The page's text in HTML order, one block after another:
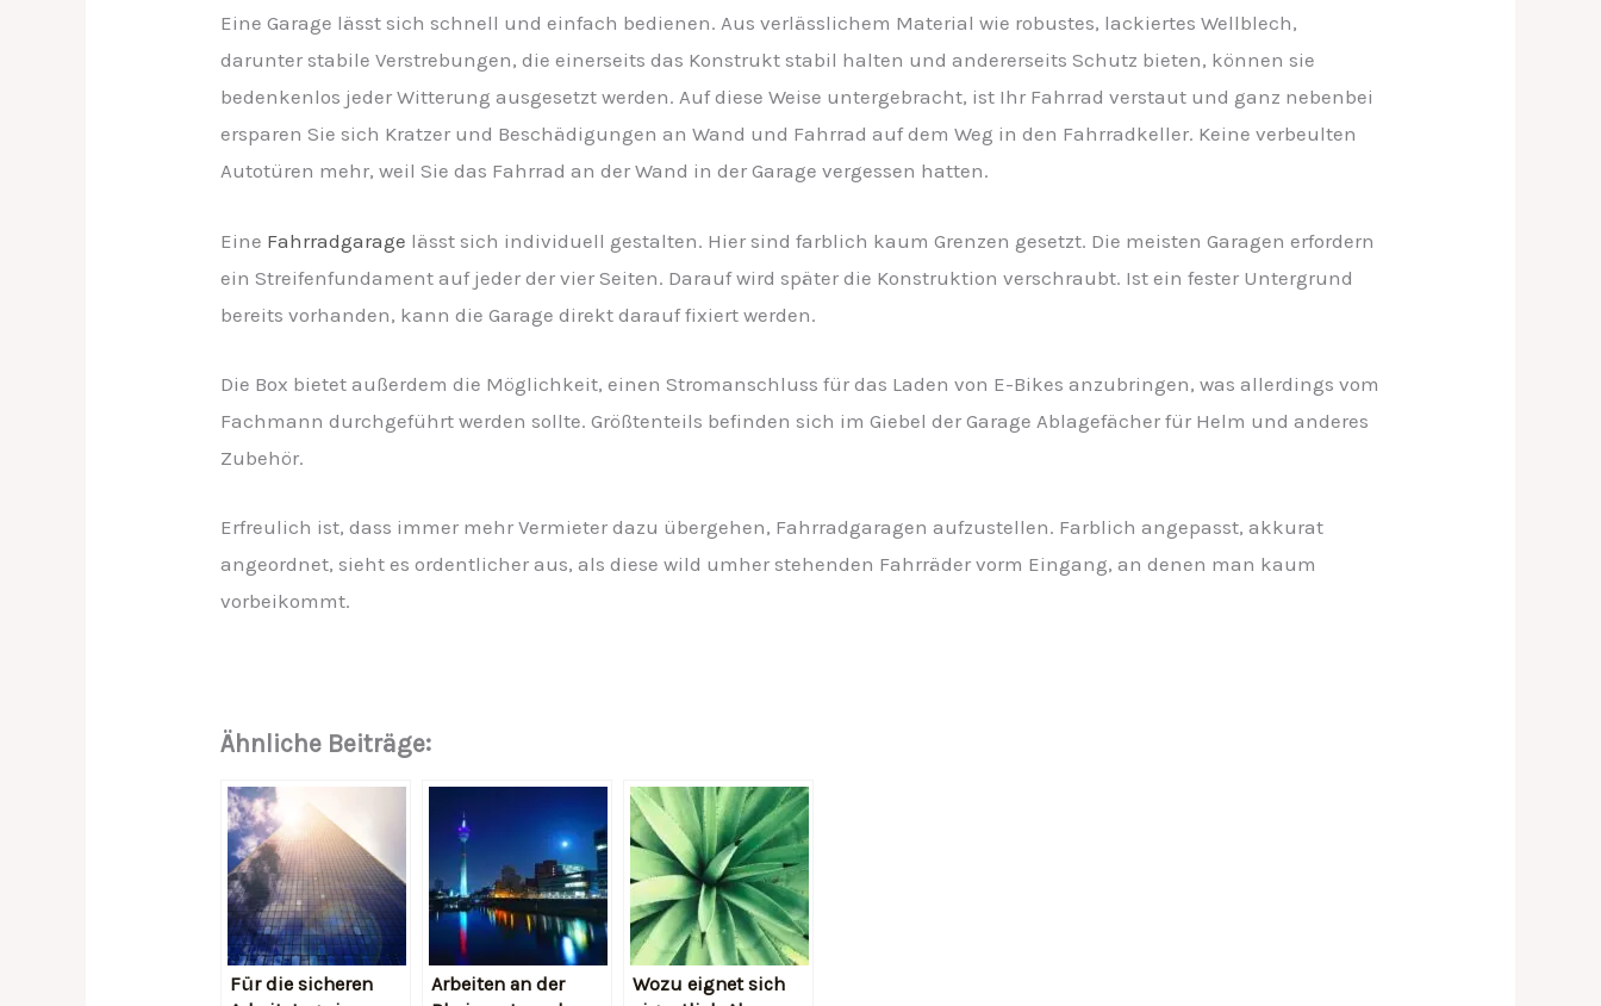
Eine Garage lässt sich schnell und einfach bedienen. Aus verlässlichem Material wie robustes, lackiertes Wellblech,
darunter stabile Verstrebungen, die einerseits das Konstrukt stabil halten und andererseits Schutz bieten, können sie
bedenkenlos jeder Witterung ausgesetzt werden. Auf diese Weise untergebracht, ist Ihr Fahrrad verstaut und ganz nebenbei
ersparen Sie sich Kratzer und Beschädigungen an Wand und Fahrrad auf dem Weg in den Fahrradkeller. Keine verbeulten
Autotüren mehr, weil Sie das Fahrrad an der Wand in der Garage vergessen hatten.
Eine Fahrradgarage lässt sich individuell gestalten. Hier sind farblich kaum Grenzen gesetzt. Die meisten Garagen erfordern
ein Streifenfundament auf jeder der vier Seiten. Darauf wird später die Konstruktion verschraubt. Ist ein fester Untergrund
bereits vorhanden, kann die Garage direkt darauf fixiert werden.
Die Box bietet außerdem die Möglichkeit, einen Stromanschluss für das Laden von E-Bikes anzubringen, was allerdings vom
Fachmann durchgeführt werden sollte. Größtenteils befinden sich im Giebel der Garage Ablagefächer für Helm und anderes
Zubehör.
Erfreulich ist, dass immer mehr Vermieter dazu übergehen, Fahrradgaragen aufzustellen. Farblich angepasst, akkurat
angeordnet, sieht es ordentlicher aus, als diese wild umher stehenden Fahrräder vorm Eingang, an denen man kaum
vorbeikommt.
Ähnliche Beiträge:
Für die sicheren
Arbeiten an der
Wozu eignet sich